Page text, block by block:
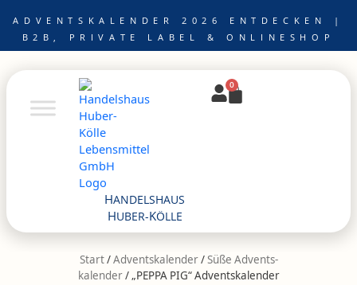
Inhalt
springen
ADVENTSKALENDER 2026 ENTDECKEN |
B2B, PRIVATE LABEL & ONLINESHOP
HANDELSHAUS
HUBER-KÖLLE
0
Warenkorb
Start/Adventskalender/Süße Advents­
kalender/ „PEPPA PIG“ Adventskalender